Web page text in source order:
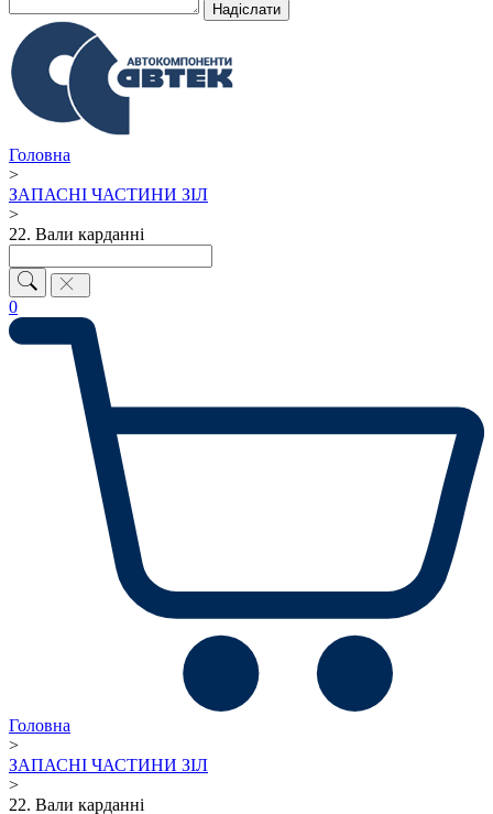
Надiслати
Головна
>
ЗАПАСНІ ЧАСТИНИ ЗІЛ
>
22. Вали карданні
0
Головна
>
ЗАПАСНІ ЧАСТИНИ ЗІЛ
>
22. Вали карданні